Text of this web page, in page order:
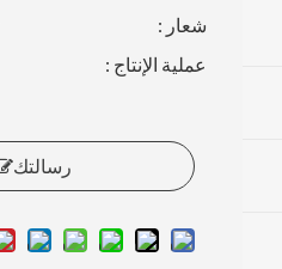
شعار :
عملية الإنتاج :
رسالتك